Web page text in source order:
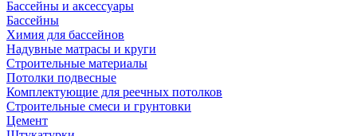
Бассейны и аксессуары
Бассейны
Химия для бассейнов
Надувные матрасы и круги
Строительные материалы
Потолки подвесные
Комплектующие для реечных потолков
Строительные смеси и грунтовки
Цемент